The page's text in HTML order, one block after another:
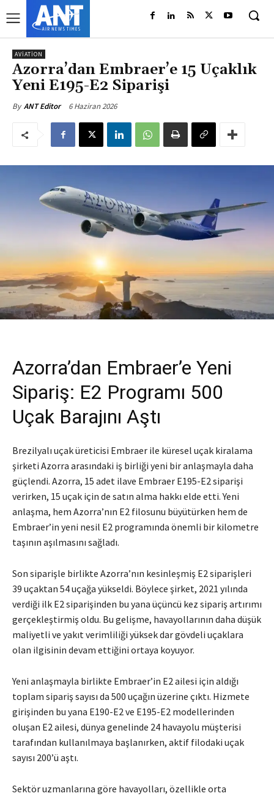
AVIATION
Azorra’dan Embraer’e 15 Uçaklık
Yeni E195-E2 Siparişi
By ANT Editor 6 Haziran 2026
Azorra’dan Embraer’e Yeni
Sipariş: E2 Programı 500
Uçak Barajını Aştı
Brezilyalı uçak üreticisi Embraer ile küresel uçak kiralama
şirketi Azorra arasındaki iş birliği yeni bir anlaşmayla daha
güçlendi. Azorra, 15 adet ilave Embraer E195-E2 siparişi
verirken, 15 uçak için de satın alma hakkı elde etti. Yeni
anlaşma, hem Azorra’nın E2 filosunu büyütürken hem de
Embraer’in yeni nesil E2 programında önemli bir kilometre
taşının aşılmasını sağladı.
Son siparişle birlikte Azorra’nın kesinleşmiş E2 siparişleri
39 uçaktan 54 uçağa yükseldi. Böylece şirket, 2021 yılında
verdiği ilk E2 siparişinden bu yana üçüncü kez sipariş artırımı
gerçekleştirmiş oldu. Bu gelişme, havayollarının daha düşük
maliyetli ve yakıt verimliliği yüksek dar gövdeli uçaklara
olan ilgisinin devam ettiğini ortaya koyuyor.
Yeni anlaşmayla birlikte Embraer’in E2 ailesi için aldığı
toplam sipariş sayısı da 500 uçağın üzerine çıktı. Hizmete
girişinden bu yana E190-E2 ve E195-E2 modellerinden
oluşan E2 ailesi, dünya genelinde 24 havayolu müşterisi
tarafından kullanılmaya başlanırken, aktif filodaki uçak
sayısı 200’ü aştı.
Sektör uzmanlarına göre havayolları, özellikle orta